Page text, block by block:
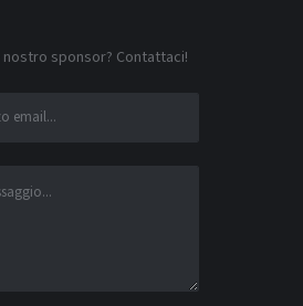
sponsor? Contattaci!